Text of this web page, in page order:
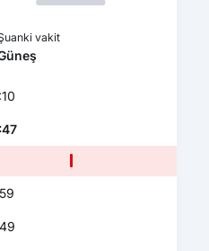
vakit